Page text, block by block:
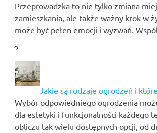
Przeprowadzka to nie tylko zmiana
zamieszkania, ale także ważny krok w
może być pełen emocji i wyzwań.
Jakie są rodzaje ogrodzeń i
Wybór odpowiedniego ogrodzenia
dla estetyki i funkcjonalności każdego
obliczu tak wielu dostępnych opcji, od